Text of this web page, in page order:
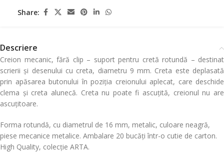
Share:
Descriere
Creion mecanic, fără clip – suport pentru cretă rotundă – destinat
scrierii și desenului cu creta, diametru 9 mm. Creta este deplasată
prin apăsarea butonului în poziția creionului aplecat, care deschide
clema și creta alunecă. Creta nu poate fi ascuțită, creionul nu are
ascuțitoare.
Forma rotundă, cu diametrul de 16 mm, metalic, culoare neagră,
piese mecanice metalice. Ambalare 20 bucăți într-o cutie de carton.
High Quality, colecție ARTA.